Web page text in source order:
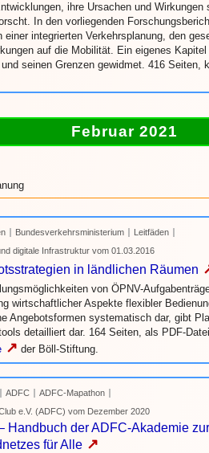
ihre Ursachen und
In den vorliegenden
einer integrierten Verkehrsplanung, den
auf die Mobilität. Ein eigenes
seinen Grenzen gewidmet. 416 Seiten,
Februar 2021
Bundesverkehrsministerium
Leitfäden
digitale Infrastruktur vom 01.03.2016
in ländlichen Räumen
von ÖPNV-
wirtschaftlicher Aspekte flexibler
Angebotsformen systematisch dar, gibt
detailliert dar. 164 Seiten, als PDF-
↗ der Böll-Stiftung.
ADFC
ADFC-Mapathon
e.V. (ADFC) vom Dezember 2020
Handbuch der ADFC-Akademie
für Alle ↗